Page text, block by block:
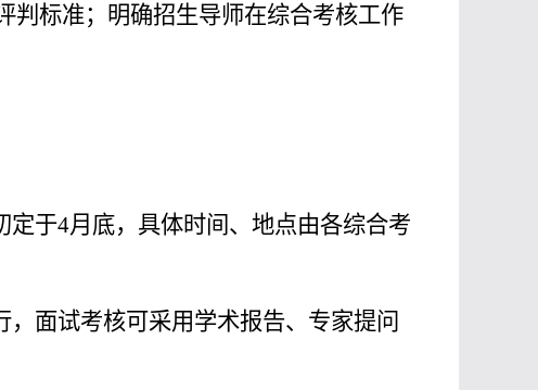
判标准；明确招生导师在综合考核工作
定于4月底，具体时间、地点由各综合考
面试考核可采用学术报告、专家提问